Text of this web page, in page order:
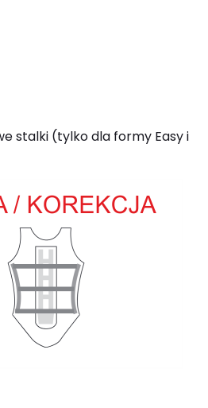
stalki (tylko dla formy Easy i